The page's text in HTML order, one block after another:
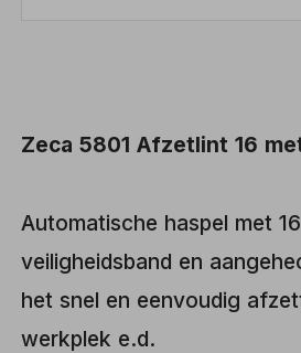
Zeca 5801 Afzetlint 16
Automatische haspel met
veiligheidsband en
het snel en eenvoudig
werkplek e.d.